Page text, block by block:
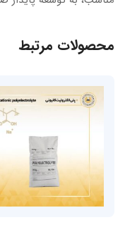
محصولات مرتبط